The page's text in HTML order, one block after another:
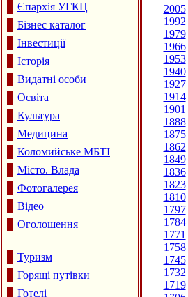
Єпархія УГКЦ
Бізнес каталог
Інвестиції
Історія
Видатні особи
Освіта
Культура
Медицина
Коломийське МБТІ
Місто. Влада
Фотогалерея
Відео
Оголошення
Туризм
Горящі путівки
Готелі
2005
1992
1979
1966
1953
1940
1927
1914
1901
1888
1875
1862
1849
1836
1823
1810
1797
1784
1771
1758
1745
1732
1719